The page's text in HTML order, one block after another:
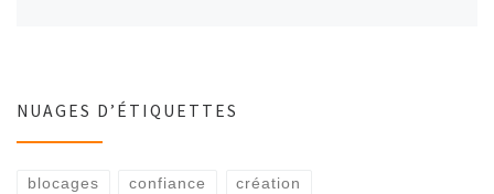
NUAGES D’ÉTIQUETTES
blocages confiance création